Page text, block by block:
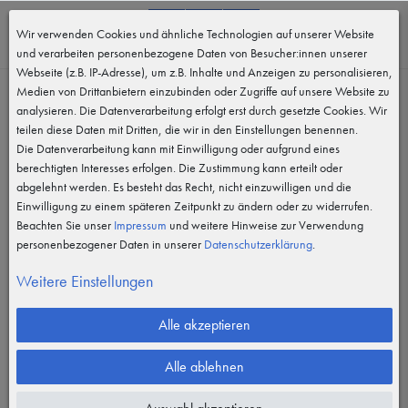
MENÜ
Wir verwenden Cookies und ähnliche Technologien auf unserer Website
und verarbeiten personenbezogene Daten von Besucher:innen unserer
Webseite (z.B. IP-Adresse), um z.B. Inhalte und Anzeigen zu personalisieren,
Medien von Drittanbietern einzubinden oder Zugriffe auf unsere Website zu
analysieren. Die Datenverarbeitung erfolgt erst durch gesetzte Cookies. Wir
teilen diese Daten mit Dritten, die wir in den Einstellungen benennen.
Die Datenverarbeitung kann mit Einwilligung oder aufgrund eines
berechtigten Interesses erfolgen. Die Zustimmung kann erteilt oder
abgelehnt werden. Es besteht das Recht, nicht einzuwilligen und die
Einwilligung zu einem späteren Zeitpunkt zu ändern oder zu widerrufen.
Beachten Sie unser Impressum und weitere Hinweise zur Verwendung
personenbezogener Daten in unserer Daten­schutz­erklärung.
Weitere Einstellungen
Alle akzeptieren
Alle ablehnen